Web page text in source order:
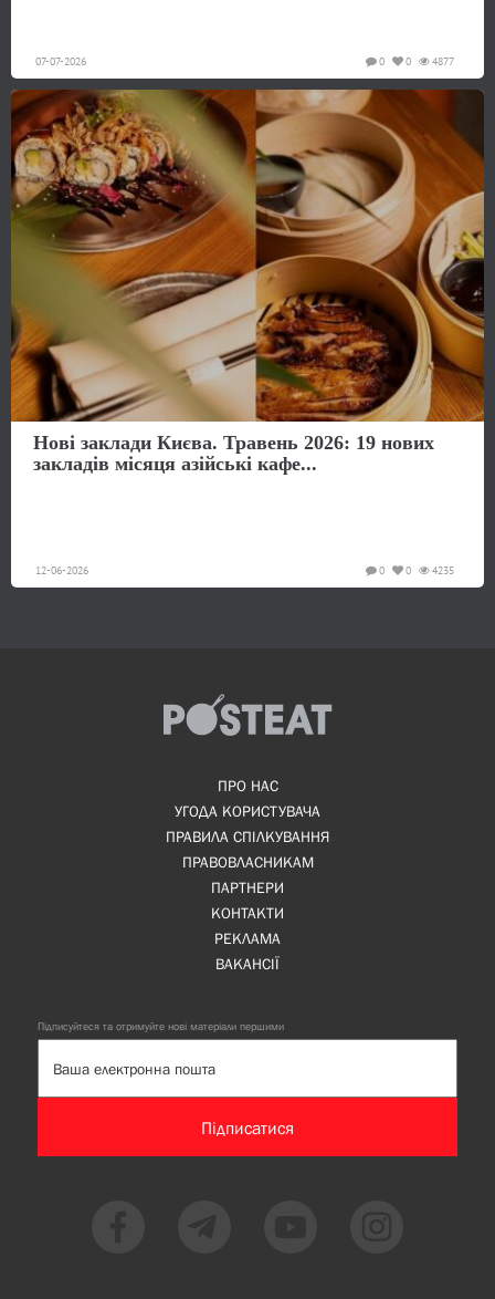
07-07-2026 4877
0
0
Нові заклади Києва. Травень 2026: 19 нових
закладів місяця азійські кафе...
12-06-2026 4235
0
0
ПРО НАС
УГОДА КОРИСТУВАЧА
ПРАВИЛА СПІЛКУВАННЯ
ПРАВОВЛАСНИКАМ
ПАРТНЕРИ
КОНТАКТИ
РЕКЛАМА
ВАКАНСІЇ
Підписуйтеся та отримуйте нові матеріали першими
Підписатися